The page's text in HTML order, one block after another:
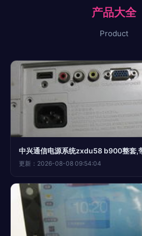
产品大全
Product
更新：2026-08-08 09:54:04